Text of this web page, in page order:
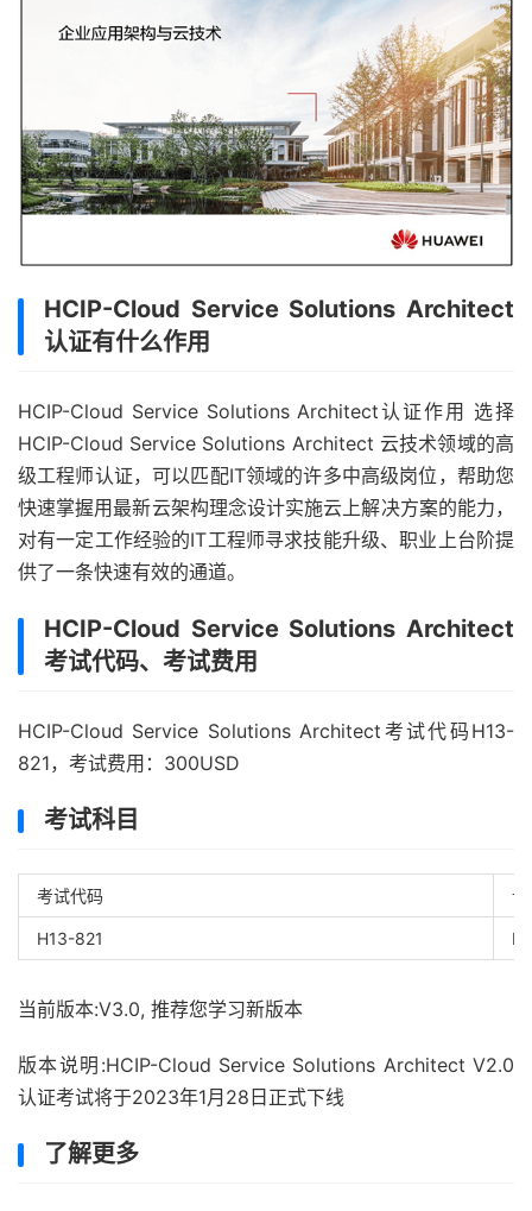
HCIP-Cloud Service Solutions Architect
认证有什么作用
HCIP-Cloud Service Solutions Architect认证作用 选择
HCIP-Cloud Service Solutions Architect 云技术领域的高
级工程师认证，可以匹配IT领域的许多中高级岗位，帮助您
快速掌握用最新云架构理念设计实施云上解决方案的能力，
对有一定工作经验的IT工程师寻求技能升级、职业上台阶提
供了一条快速有效的通道。
HCIP-Cloud Service Solutions Architect
考试代码、考试费用
HCIP-Cloud Service Solutions Architect考试代码H13-
821，考试费用：300USD
考试科目
考试代码 认
H13-821
当前版本:V3.0, 推荐您学习新版本
版本说明:HCIP-Cloud Service Solutions Architect V2.0
认证考试将于2023年1月28日正式下线
了解更多